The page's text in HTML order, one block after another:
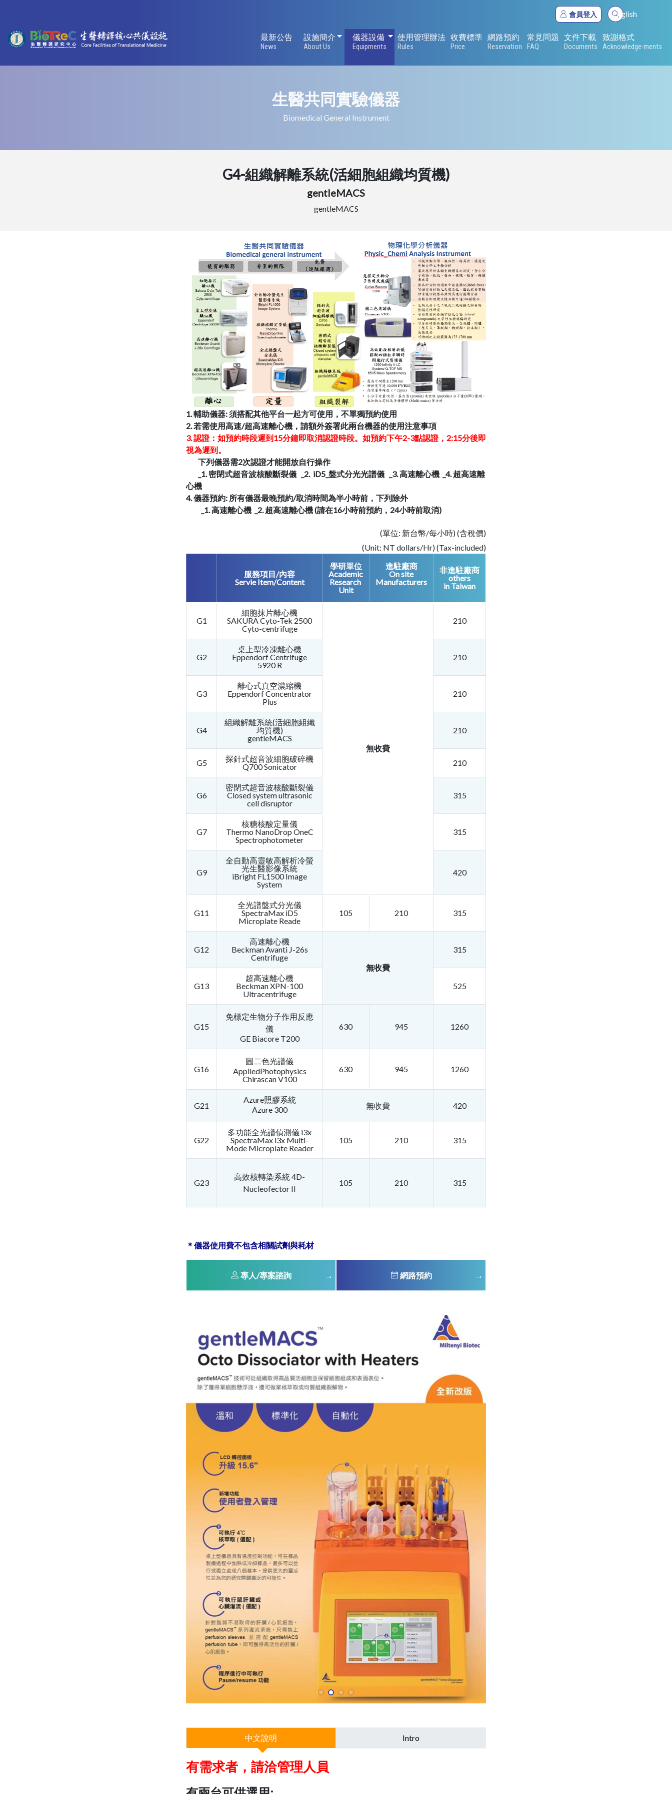
English
會員登入
最新公告
News
設施簡介
About Us
設施簡介儀器設備
Equipments
儀器設備
使用管理辦法
Rules
收費標準
Price
網路預約
Reservation
常見問題
FAQ
文件下載
Documents
致謝格式
Acknowledge-ments
生醫共同實驗儀器
Biomedical General Instrument
G4-組織解離系統(活細胞組織均質機)
gentleMACS
gentleMACS
1. 輔助儀器: 須搭配其他平台一起方可使用，不單獨預約使用
2. 若需使用高速/超高速離心機，請額外簽署此兩台機器的使用注意事項
3. 認證： 如預約時段遲到15分鐘即取消認證時段。如預約下午2-3點認證，2:15分後即
視為遲到。
下列儀器需2次認證才能開放自行操作
_1. 密閉式超音波核酸斷裂儀 _2. iD5_盤式分光光譜儀 _3. 高速離心機 _4. 超高速離
心機
4. 儀器預約: 所有儀器最晚預約/取消時間為半小時前，下列除外
_1. 高速離心機 _2. 超高速離心機 (請在16小時前預約，24小時前取消)
(單位: 新台幣/每小時) (含稅價)
(Unit: NT dollars/Hr) (Tax-included)
服務項目/內容
Servie Item/Content
學研單位
Academic
Research
Unit
進駐廠商
On site
Manufacturers
非進駐廠商
others
in Taiwan
G1
細胞抹片離心機
SAKURA Cyto-Tek 2500
Cyto-centrifuge
無收費
210
G2
桌上型冷凍離心機
Eppendorf Centrifuge
5920 R
210
G3
離心式真空濃縮機
Eppendorf Concentrator
Plus
210
G4
組織解離系統(活細胞組織
均質機)
gentleMACS
210
G5
探針式超音波細胞破碎機
Q700 Sonicator
210
G6
密閉式超音波核酸斷裂儀
Closed system ultrasonic
cell disruptor
315
G7
核糖核酸定量儀
Thermo NanoDrop OneC
Spectrophotometer
315
G9
全自動高靈敏高解析冷螢
光生醫影像系統
iBright FL1500 Image
System
420
G11
全光譜盤式分光儀
SpectraMax iD5
Microplate Reade
105 210 315
G12
高速離心機
Beckman Avanti J-26s
Centrifuge
無收費
315
G13
超高速離心機
Beckman XPN-100
Ultracentrifuge
525
G15
免標定生物分子作用反應
儀
GE Biacore T200
630 945 1260
G16
圓二色光譜儀
AppliedPhotophysics
Chirascan V100
630 945 1260
G21
Azure照膠系統
Azure 300
無收費 420
G22
多功能全光譜偵測儀 i3x
SpectraMax i3x Multi-
Mode Microplate Reader
105 210 315
G23
高效核轉染系統 4D-
Nucleofector II
105 210 315
＊儀器使用費不包含相關試劑與耗材
專人/專案諮詢 網路預約
中文說明 Intro
有需求者，請洽管理人員